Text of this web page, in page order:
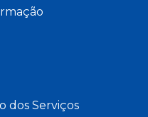
dos Serviços